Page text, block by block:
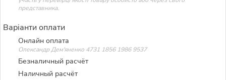
представника.
Варіанти оплати
Онлайн оплата
Олександр Дем'яненко 4731 1856 1986 9537
Безналичный расчёт
Наличный расчёт